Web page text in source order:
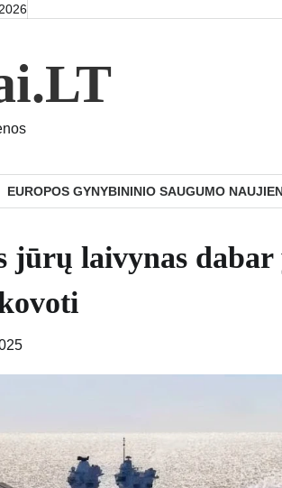
EUROPOS GYNYBININIO SAUGUMO
jūrų laivynas dabar